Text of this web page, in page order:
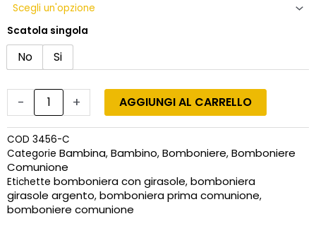
Scatola singola
No Si
-
quantità
+ AGGIUNGI AL CARRELLO
COD 3456-C
Categorie Bambina, Bambino, Bomboniere, Bomboniere
Comunione
Etichette bomboniera con girasole, bomboniera
girasole argento, bomboniera prima comunione,
bomboniere comunione